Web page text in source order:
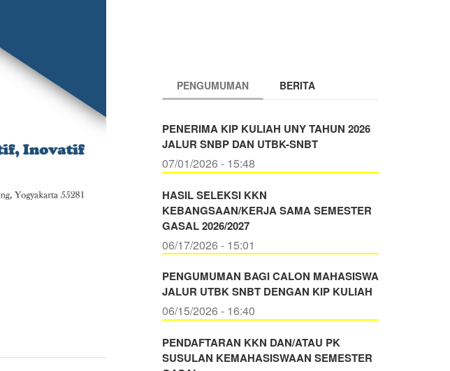
PENGUMUMAN BERITA
PENERIMA KIP KULIAH UNY TAHUN 2026
JALUR SNBP DAN UTBK-SNBT
07/01/2026 - 15:48
HASIL SELEKSI KKN
KEBANGSAAN/KERJA SAMA SEMESTER
GASAL 2026/2027
06/17/2026 - 15:01
PENGUMUMAN BAGI CALON MAHASISWA
JALUR UTBK SNBT DENGAN KIP KULIAH
06/15/2026 - 16:40
PENDAFTARAN KKN DAN/ATAU PK
SUSULAN KEMAHASISWAAN SEMESTER